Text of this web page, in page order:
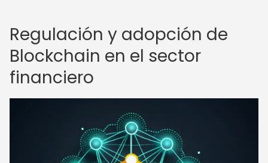
Regulación y adopción de
Blockchain en el sector
financiero